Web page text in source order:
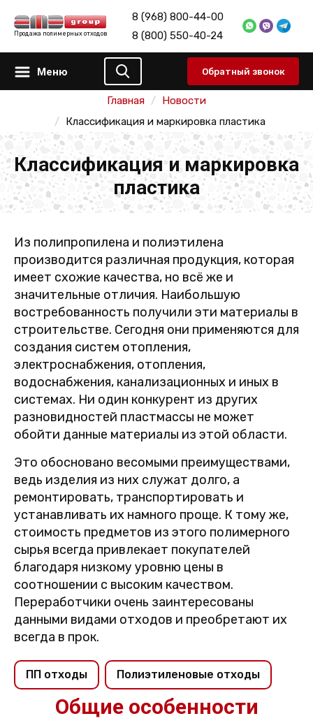
Продажа полимерных отходов
8 (968) 800-44-00
8 (800) 550-40-24
Меню Обратный звонок
Главная
Новости
Классификация и маркировка пластика
Классификация и маркировка
пластика
Из полипропилена и полиэтилена
производится различная продукция, которая
имеет схожие качества, но всё же и
значительные отличия. Наибольшую
востребованность получили эти материалы в
строительстве. Сегодня они применяются для
создания систем отопления,
электроснабжения, отопления,
водоснабжения, канализационных и иных в
системах. Ни один конкурент из других
разновидностей пластмассы не может
обойти данные материалы из этой области.
Это обосновано весомыми преимуществами,
ведь изделия из них служат долго, а
ремонтировать, транспортировать и
устанавливать их намного проще. К тому же,
стоимость предметов из этого полимерного
сырья всегда привлекает покупателей
благодаря низкому уровню цены в
соотношении с высоким качеством.
Переработчики очень заинтересованы
данными видами отходов и преобретают их
всегда в прок.
ПП отходы Полиэтиленовые отходы
Общие особенности